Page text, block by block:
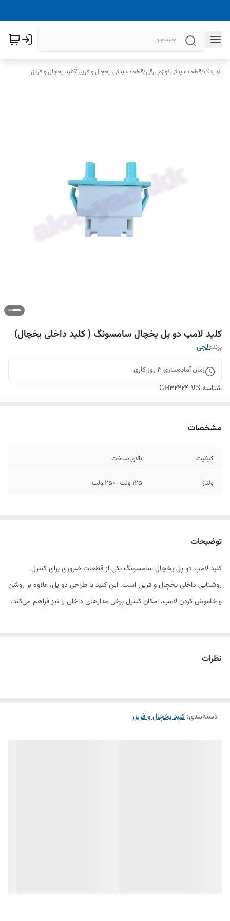
الو یدک/قطعات یدکی لوازم برقی/قطعات یدکی یخچال و فریزر/کلید یخچال و فریزر
کلید لامپ دو پل یخچال سامسونگ ( کلید داخلی یخچال)
برند:الجی
زمان آماده‌سازی 3 روز کاری
شناسه کالاGH32224
مشخصات
کیفیت بالای ساخت
ولتاژ ۱۲۵ ولت -۲۵۰ ولت
توضیحات
کلید لامپ دو پل یخچال سامسونگ یکی از قطعات ضروری برای کنترل
روشنایی داخلی یخچال و فریزر است. این کلید با طراحی دو پل، علاوه بر روشن
و خاموش کردن لامپ، امکان کنترل برخی مدارهای داخلی را نیز فراهم می‌کند.
نظرات
دسته‌بندی: کلید یخچال و فریزر